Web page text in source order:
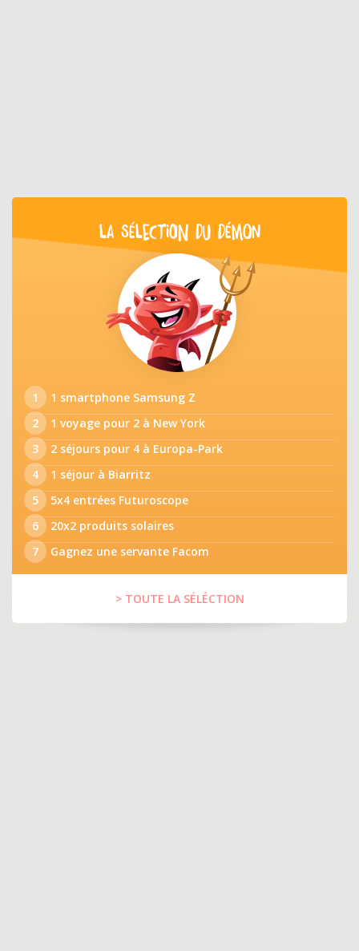
LA SÉLECTION DU DÉMON
1
1 smartphone Samsung Z
2
1 voyage pour 2 à New York
3
2 séjours pour 4 à Europa-Park
4
1 séjour à Biarritz
5
5x4 entrées Futuroscope
6
20x2 produits solaires
7
Gagnez une servante Facom
> TOUTE LA SÉLÉCTION